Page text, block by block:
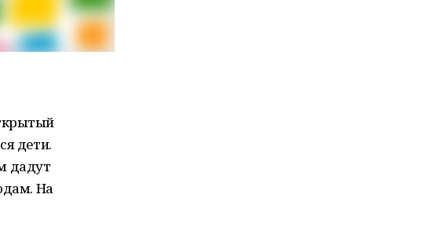
дети.
дадут
На